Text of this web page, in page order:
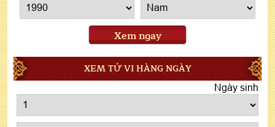
Xem ngay
XEM TỬ VI HÀNG NGÀY
Ngày sinh